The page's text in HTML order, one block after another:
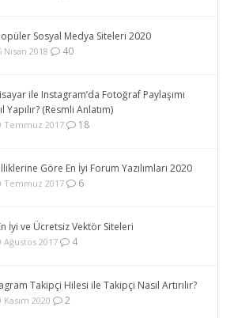
Sosyal Medya Siteleri 2020
Nisan 2018 40
ile Instagram’da Fotoğraf Paylaşımı
Yapılır? (Resmli Anlatım)
Temmuz 2017 18
Göre En İyi Forum Yazılımları 2020
Temmuz 2017 6
İyi ve Ücretsiz Vektör Siteleri
Ağustos 2017 4
Takipçi Hilesi ile Takipçi Nasıl Artırılır?
2020 2